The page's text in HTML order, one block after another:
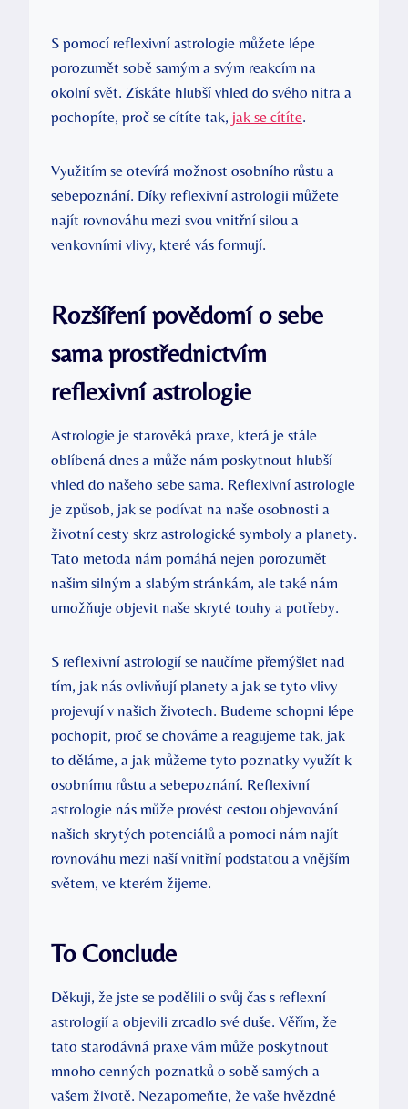
S pomocí reflexivní astrologie můžete lépe
porozumět sobě samým a svým reakcím na
okolní svět. Získáte hlubší vhled do svého nitra ​a
pochopíte, proč ⁣se cítíte ‍tak, jak se cítíte.
Využitím se otevírá možnost osobního růstu a
sebepoznání. ​Díky reflexivní ‍astrologii můžete
najít rovnováhu mezi svou ⁣vnitřní silou a
venkovními ‌vlivy,⁣ které vás formují.
Rozšíření povědomí‌ o sebe⁤
sama prostřednictvím
reflexivní astrologie
Astrologie je starověká praxe, která je stále
oblíbená dnes a může nám poskytnout​ hlubší
vhled do našeho sebe sama. Reflexivní⁣ astrologie
je způsob, jak se podívat na naše osobnosti a
životní cesty skrz astrologické symboly a planety.
Tato metoda nám pomáhá nejen ⁢porozumět
našim‍ silným a slabým stránkám, ale⁣ také nám
‍umožňuje objevit naše ‍skryté ‍touhy a ‍potřeby.
S reflexivní astrologií se naučíme přemýšlet nad‌
tím, ‍jak nás ovlivňují planety​ a⁤ jak se tyto​ vlivy
projevují v našich životech. Budeme schopni lépe
pochopit, proč ⁣se chováme a reagujeme tak, jak
to děláme, a jak⁢ můžeme tyto poznatky využít k
osobnímu růstu a sebepoznání. Reflexivní
astrologie nás může provést cestou objevování
našich skrytých potenciálů a ⁢pomoci nám najít
rovnováhu mezi ⁢naší vnitřní podstatou a vnějším
světem,‌ ve kterém ‍žijeme.
To Conclude
Děkuji, že jste se ⁢podělili o svůj čas s reflexní‌
astrologií a objevili⁤ zrcadlo‌ své⁢ duše. Věřím, že
tato starodávná praxe vám může poskytnout
mnoho cenných poznatků o sobě samých a⁣
vašem životě.⁣ Nezapomeňte, že vaše hvězdné